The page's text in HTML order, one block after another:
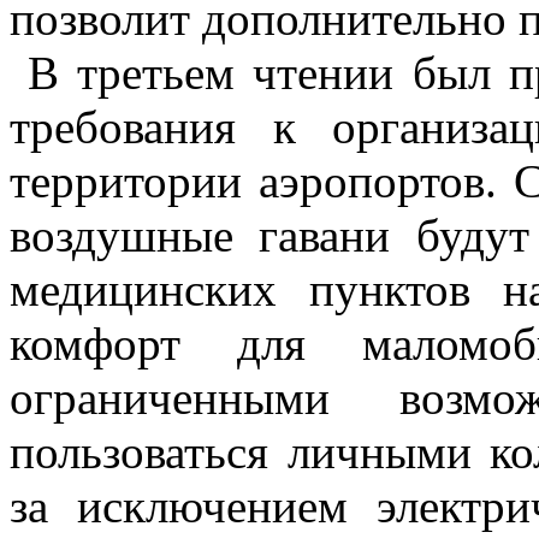
позволит дополнительно
В третьем чтении был
требования к
территории аэропортов.
воздушные гавани
медицинских пунктов
комфорт для
ограниченными
пользоваться личными
за исключением